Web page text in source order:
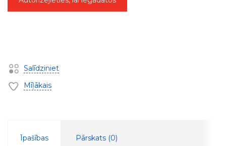
Salīdziniet
Mīļākais
Īpašības Pārskats (0)